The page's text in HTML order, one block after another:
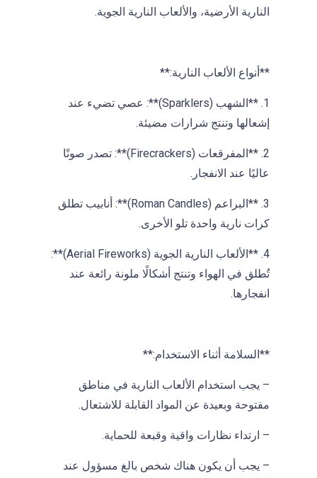
النارية الأرضية، والألعاب النارية الجوية.
**أنواع الألعاب النارية:**
1. **الشهب (Sparklers)**: عصي تضيء عند
إشعالها وتنتج شرارات مضيئة.
2. **المفرقعات (Firecrackers)**: تصدر صوتًا
عاليًا عند الانفجار.
3. **البراعم (Roman Candles)**: أنابيب تطلق
كرات نارية واحدة تلو الأخرى.
4. **الألعاب النارية الجوية (Aerial Fireworks)**:
تُطلق في الهواء وتنتج أشكالًا ملونة رائعة عند
انفجارها.
**السلامة أثناء الاستخدام:**
– يجب استخدام الألعاب النارية في مناطق
مفتوحة وبعيدة عن المواد القابلة للاشتعال.
– ارتداء نظارات واقية وقبعة للحماية.
– يجب أن يكون هناك شخص بالغ مسؤول عند